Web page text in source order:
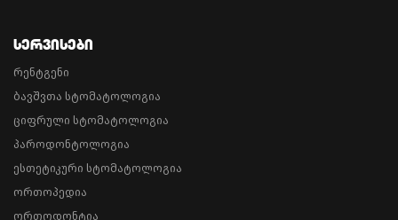
Სერვისები
რენტგენი
ბავშვთა სტომატოლოგია
ციფრული სტომატოლოგია
პაროდონტოლოგია
ესთეტიკური სტომატოლოგია
ორთოპედია
ორთოდონტია